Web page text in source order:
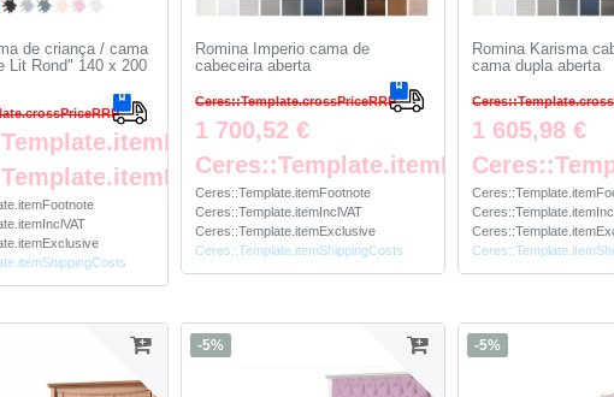
de criança / cama
Lit Rond" 140 x 200
Romina Imperio cama de
cabeceira aberta
Ceres::Template.crossPriceRRP
1 700,52 €
Ceres::Template.itemFootnote
Ceres::Template.itemFootnote
Ceres::Template.itemInclVAT
Ceres::Template.itemExclusive
Ceres::Template.itemShippingCosts
Romina Karisma
cama dupla aberta
1 605,98 €
-5% -5%